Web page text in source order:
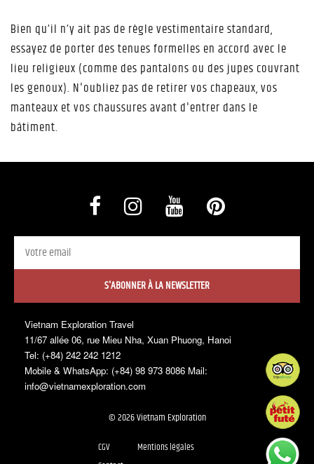
Bien qu’il n’y ait pas de règle vestimentaire standard,
essayez de porter des tenues formelles en accord avec le
lieu religieux (comme des pantalons ou des jupes couvrant
les genoux). N'oubliez pas de retirer vos chapeaux, vos
manteaux et vos chaussures avant d'entrer dans le
bâtiment.
S'ABONNER À LA NEWSLETTER
Vietnam Exploration Travel
11/67 allée 06, rue Mieu Nha, Xuan Phuong, Hanoi
Tel: (+84) 242 242 1212
Mobile & WhatsApp: (+84) 98 973 8086 Mail:
info@vietnamexploration.com
© 2026 Vietnam Exploration
CGV
Mentions légales